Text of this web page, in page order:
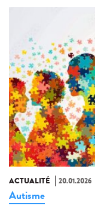
ACTUALITÉ 20.01.2026
Autisme